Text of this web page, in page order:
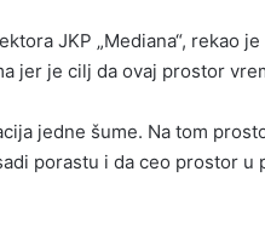
JKP „Mediana“, rekao
jer je cilj da ovaj prostor
jedne šume. Na tom
porastu i da ceo prostor u